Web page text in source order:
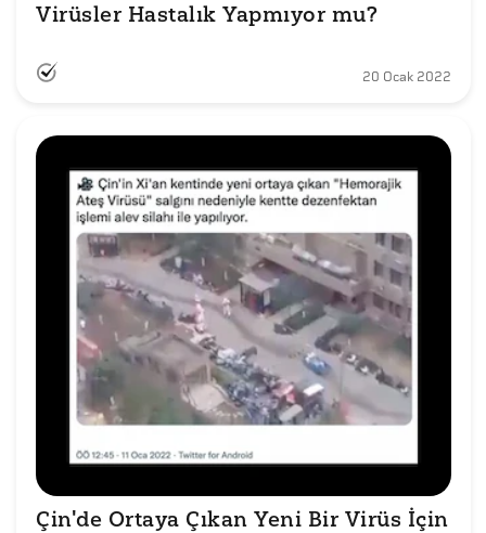
Virüsler Hastalık Yapmıyor mu?
20 Ocak 2022
Çin'de Ortaya Çıkan Yeni Bir Virüs İçin